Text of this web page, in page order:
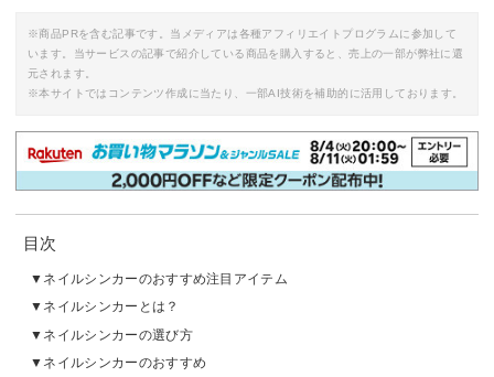
※商品PRを含む記事です。当メディアは各種アフィリエイトプログラムに参加して
います。当サービスの記事で紹介している商品を購入すると、売上の一部が弊社に還
元されます。
※本サイトではコンテンツ作成に当たり、一部AI技術を補助的に活用しております。
目次
ネイルシンカーのおすすめ注目アイテム
ネイルシンカーとは？
ネイルシンカーの選び方
ネイルシンカーのおすすめ